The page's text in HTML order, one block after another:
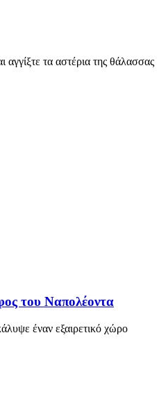
τα αστέρια της θάλασσας
του Ναπολέοντα
έναν εξαιρετικό χώρο